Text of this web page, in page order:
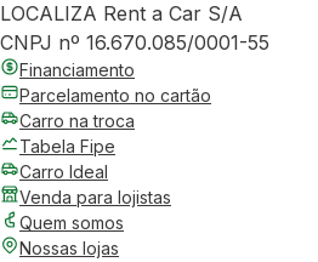
LOCALIZA Rent a Car S/A
CNPJ nº 16.670.085/0001-55
Financiamento
Parcelamento no cartão
Carro na troca
Tabela Fipe
Carro Ideal
Venda para lojistas
Quem somos
Nossas lojas